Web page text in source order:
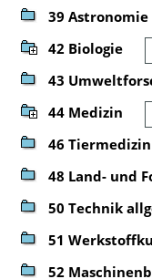
39 Astronomie
42 Biologie
43
44 Medizin
46 Tiermedizin
48 Land- und
50 Technik
51
52